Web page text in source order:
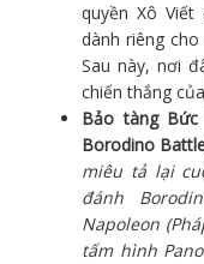
quyền Xô
dành riêng
Sau này, nơi
chiến thắng
Bảo tàng Bức
Borodino
miêu tả lại
đánh
Napoleon
tấm hình